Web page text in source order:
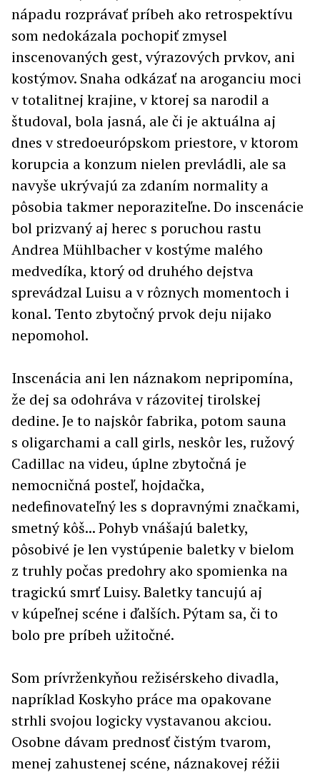
nápadu rozprávať príbeh ako retrospektívu
som nedokázala pochopiť zmysel
inscenovaných gest, výrazových prvkov, ani
kostýmov. Snaha odkázať na aroganciu moci
v totalitnej krajine, v ktorej sa narodil a
študoval, bola jasná, ale či je aktuálna aj
dnes v stredoeurópskom priestore, v ktorom
korupcia a konzum nielen prevládli, ale sa
navyše ukrývajú za zdaním normality a
pôsobia takmer neporaziteľne. Do inscenácie
bol prizvaný aj herec s poruchou rastu
Andrea Mühlbacher v kostýme malého
medvedíka, ktorý od druhého dejstva
sprevádzal Luisu a v rôznych momentoch i
konal. Tento zbytočný prvok deju nijako
nepomohol.
Inscenácia ani len náznakom nepripomína,
že dej sa odohráva v rázovitej tirolskej
dedine. Je to najskôr fabrika, potom sauna
s oligarchami a call girls, neskôr les, ružový
Cadillac na videu, úplne zbytočná je
nemocničná posteľ, hojdačka,
nedefinovateľný les s dopravnými značkami,
smetný kôš... Pohyb vnášajú baletky,
pôsobivé je len vystúpenie baletky v bielom
z truhly počas predohry ako spomienka na
tragickú smrť Luisy. Baletky tancujú aj
v kúpeľnej scéne i ďalších. Pýtam sa, či to
bolo pre príbeh užitočné.
Som prívrženkyňou režisérskeho divadla,
napríklad Koskyho práce ma opakovane
strhli svojou logicky vystavanou akciou.
Osobne dávam prednosť čistým tvarom,
menej zahustenej scéne, náznakovej réžii